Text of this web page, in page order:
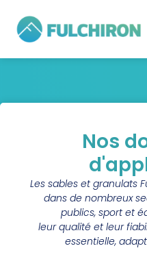
Nos
Les sables et granulats
dans de nombreux
publics, sport et
leur qualité et leur
essentielle,